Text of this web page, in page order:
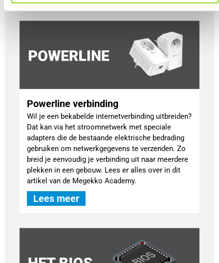
Powerline verbinding
Wil je een bekabelde internetverbinding uitbreiden?
Dat kan via het stroomnetwerk met speciale
adapters die de bestaande elektrische bedrading
gebruiken om netwerkgegevens te verzenden. Zo
breid je eenvoudig je verbinding uit naar meerdere
plekken in een gebouw. Lees er alles over in dit
artikel van de Megekko Academy.
Lees meer